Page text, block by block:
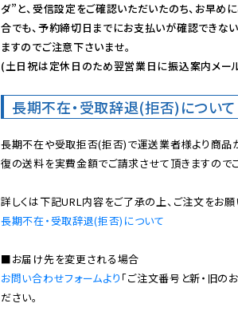
ダ”と、受信設定をご確認いただいたのち、お早め
合でも、予約締切日までにお支払いが確認できな
ますのでご注意下さいませ。
(土日祝は定休日のため翌営業日に振込案内メー
長期不在・受取辞退(拒否)について
長期不在や受取拒否(拒否)で運送業者様より商品
復の送料を実費金額でご請求させて頂きますのでご
長期不在・受取辞退(拒否)について
お問い合わせフォームより 「ご注文番号と新・旧の
ださい。